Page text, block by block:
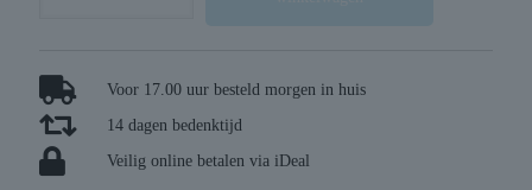
touw
reflecterend
salie
/
Voor 17.00 uur besteld morgen in huis
14 dagen bedenktijd
Veilig online betalen via iDeal